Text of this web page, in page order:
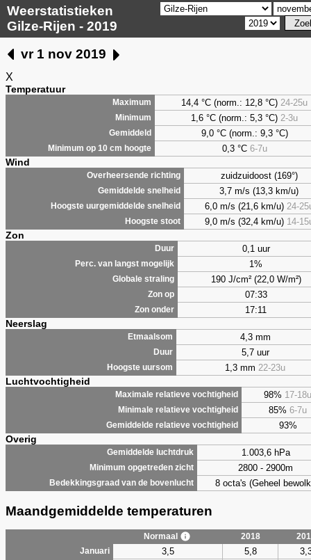
Weerstatistieken
Gilze-Rijen - 2019
vr 1 nov 2019
X
Temperatuur
Maximum 14,4 °C (norm.: 12,8 °C) 24-25u
Minimum 1,6 °C (norm.: 5,3 °C) 2-3u
Gemiddeld 9,0°C (norm.: 9,3 °C)
Minimum op 10 cm hoogte 0,3°C 6-7u
Wind
Overheersende richting zuidzuidoost (169°)
Gemiddelde snelheid 3,7 m/s (13,3 km/u)
Hoogste uurgemiddelde snelheid 6,0 m/s (21,6 km/u) 24-
Hoogste stoot 9,0 m/s (32,4 km/u) 14-
Zon
Duur 0,1 uur
Perc. van langst mogelijk 1%
Globale straling 190 J/cm² (22,0 W/m²)
Zon op 07:33
Zon onder 17:11
Neerslag
Etmaalsom 4,3 mm
Duur 5,7 uur
Hoogste uursom 1,3 mm 22-23u
Luchtvochtigheid
Maximale relatieve vochtigheid 98% 17-18u
Minimale relatieve vochtigheid 85% 6-7u
Gemiddelde relatieve vochtigheid 93%
Overig
Gemiddelde luchtdruk 1.003,6 hPa
Minimum opgetreden zicht 2800 - 2900m
Bedekkingsgraad van de bovenlucht 8 octa's (Geheel
Maandgemiddelde temperaturen
Normaal 2018
Januari
3,5 5,8